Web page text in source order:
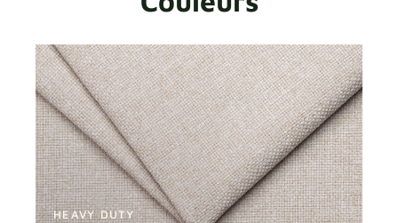
HEAVY DUTY